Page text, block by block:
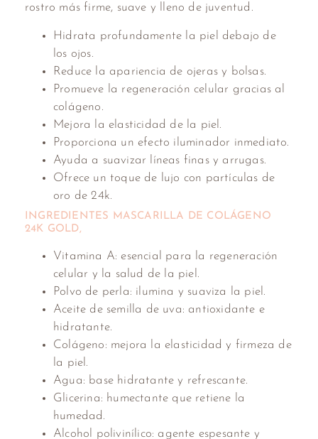
rostro más firme, suave y lleno de juventud.
Hidrata profundamente la piel debajo de
los ojos.
Reduce la apariencia de ojeras y bolsas.
Promueve la regeneración celular gracias al
colágeno.
Mejora la elasticidad de la piel.
Proporciona un efecto iluminador inmediato.
Ayuda a suavizar líneas finas y arrugas.
Ofrece un toque de lujo con partículas de
oro de 24k.
INGREDIENTES MASCARILLA DE COLÁGENO
24K GOLD,
Vitamina A: esencial para la regeneración
celular y la salud de la piel.
Polvo de perla: ilumina y suaviza la piel.
Aceite de semilla de uva: antioxidante e
hidratante.
Colágeno: mejora la elasticidad y firmeza de
la piel.
Agua: base hidratante y refrescante.
Glicerina: humectante que retiene la
humedad.
Alcohol polivinílico: agente espesante y